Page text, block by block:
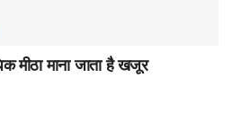
मीठा माना जाता है खजूर